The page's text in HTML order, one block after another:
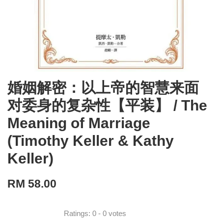
婚姻解密：以上帝的智慧来面
对委身的复杂性【平装】 / The
Meaning of Marriage
(Timothy Keller & Kathy
Keller)
RM 58.00
Ratings: 0 - 0 votes